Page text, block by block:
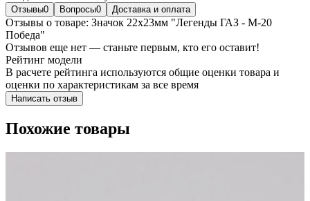
Отзывы0 Вопросы0 Доставка и оплата
Отзывы о товаре: Значок 22х23мм "Легенды ГАЗ - М-20
Победа"
Отзывов еще нет — станьте первым, кто его оставит!
Рейтинг модели
В расчете рейтинга используются общие оценки товара и
оценки по характеристикам за все время
Написать отзыв
Похожие товары